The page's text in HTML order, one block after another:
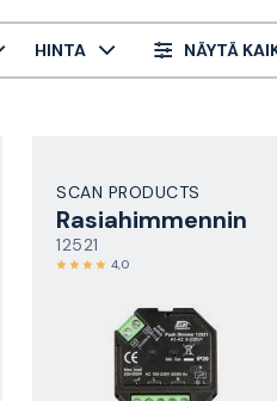
HINTA NÄYTÄ
SCAN PRODUCTS
Rasiahimmennin
12521
4,0